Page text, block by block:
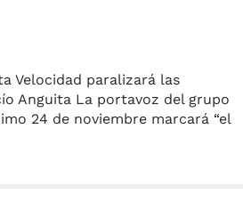
Velocidad paralizará las
Anguita La portavoz del grupo
24 de noviembre marcará “el